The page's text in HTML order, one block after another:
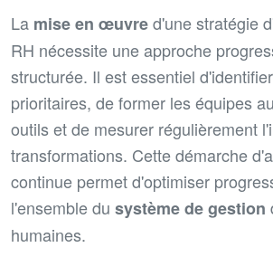
La mise en œuvred'une stratégie
RH nécessite une approche
structurée. Il est essentiel
prioritaires, de former les équipes
outils et de mesurer régulièrement
transformations. Cette démarche
continue permet d'optimiser
l'ensemble du système de gestion
humaines.